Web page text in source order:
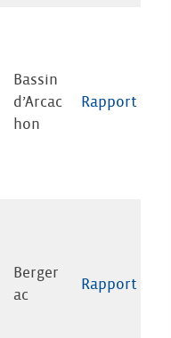
Bassin
d’Arcac
hon
Rapport
Berger
ac
Rapport